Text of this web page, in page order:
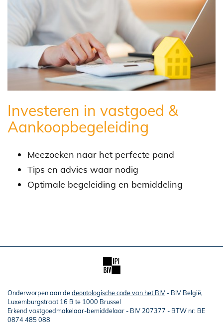
Investeren in vastgoed &
Aankoopbegeleiding
Meezoeken naar het perfecte pand
Tips en advies waar nodig
Optimale begeleiding en bemiddeling
Onderworpen aan dedeontologische code van het BIV - BIV België,
Luxemburgstraat 16 B te 1000 Brussel
Erkend vastgoedmakelaar-bemiddelaar - BIV 207377 - BTW nr: BE
0874 485 088